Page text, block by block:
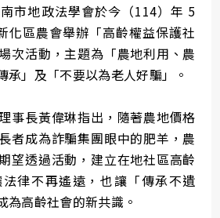
市地政法學會於今（114）年 5
化區農會舉辦「高齡權益保護社
次活動，主題為「農地利用、農
承」及「不要以為老人好騙」。
事長黃偉琳指出，隨著農地價格
者成為詐騙集團眼中的肥羊，農
望透過活動，建立在地社區高齡
律不再遙遠，也讓「傳承不遺
為高齡社會的新共識。